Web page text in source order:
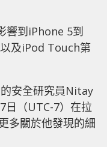
響到iPhone 5到
及iPod Touch第
安全研究員Nitay
（UTC-7）在拉
多關於他發現的細